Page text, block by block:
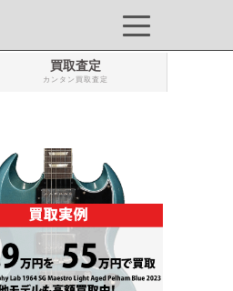
買取査定
カンタン買取査定